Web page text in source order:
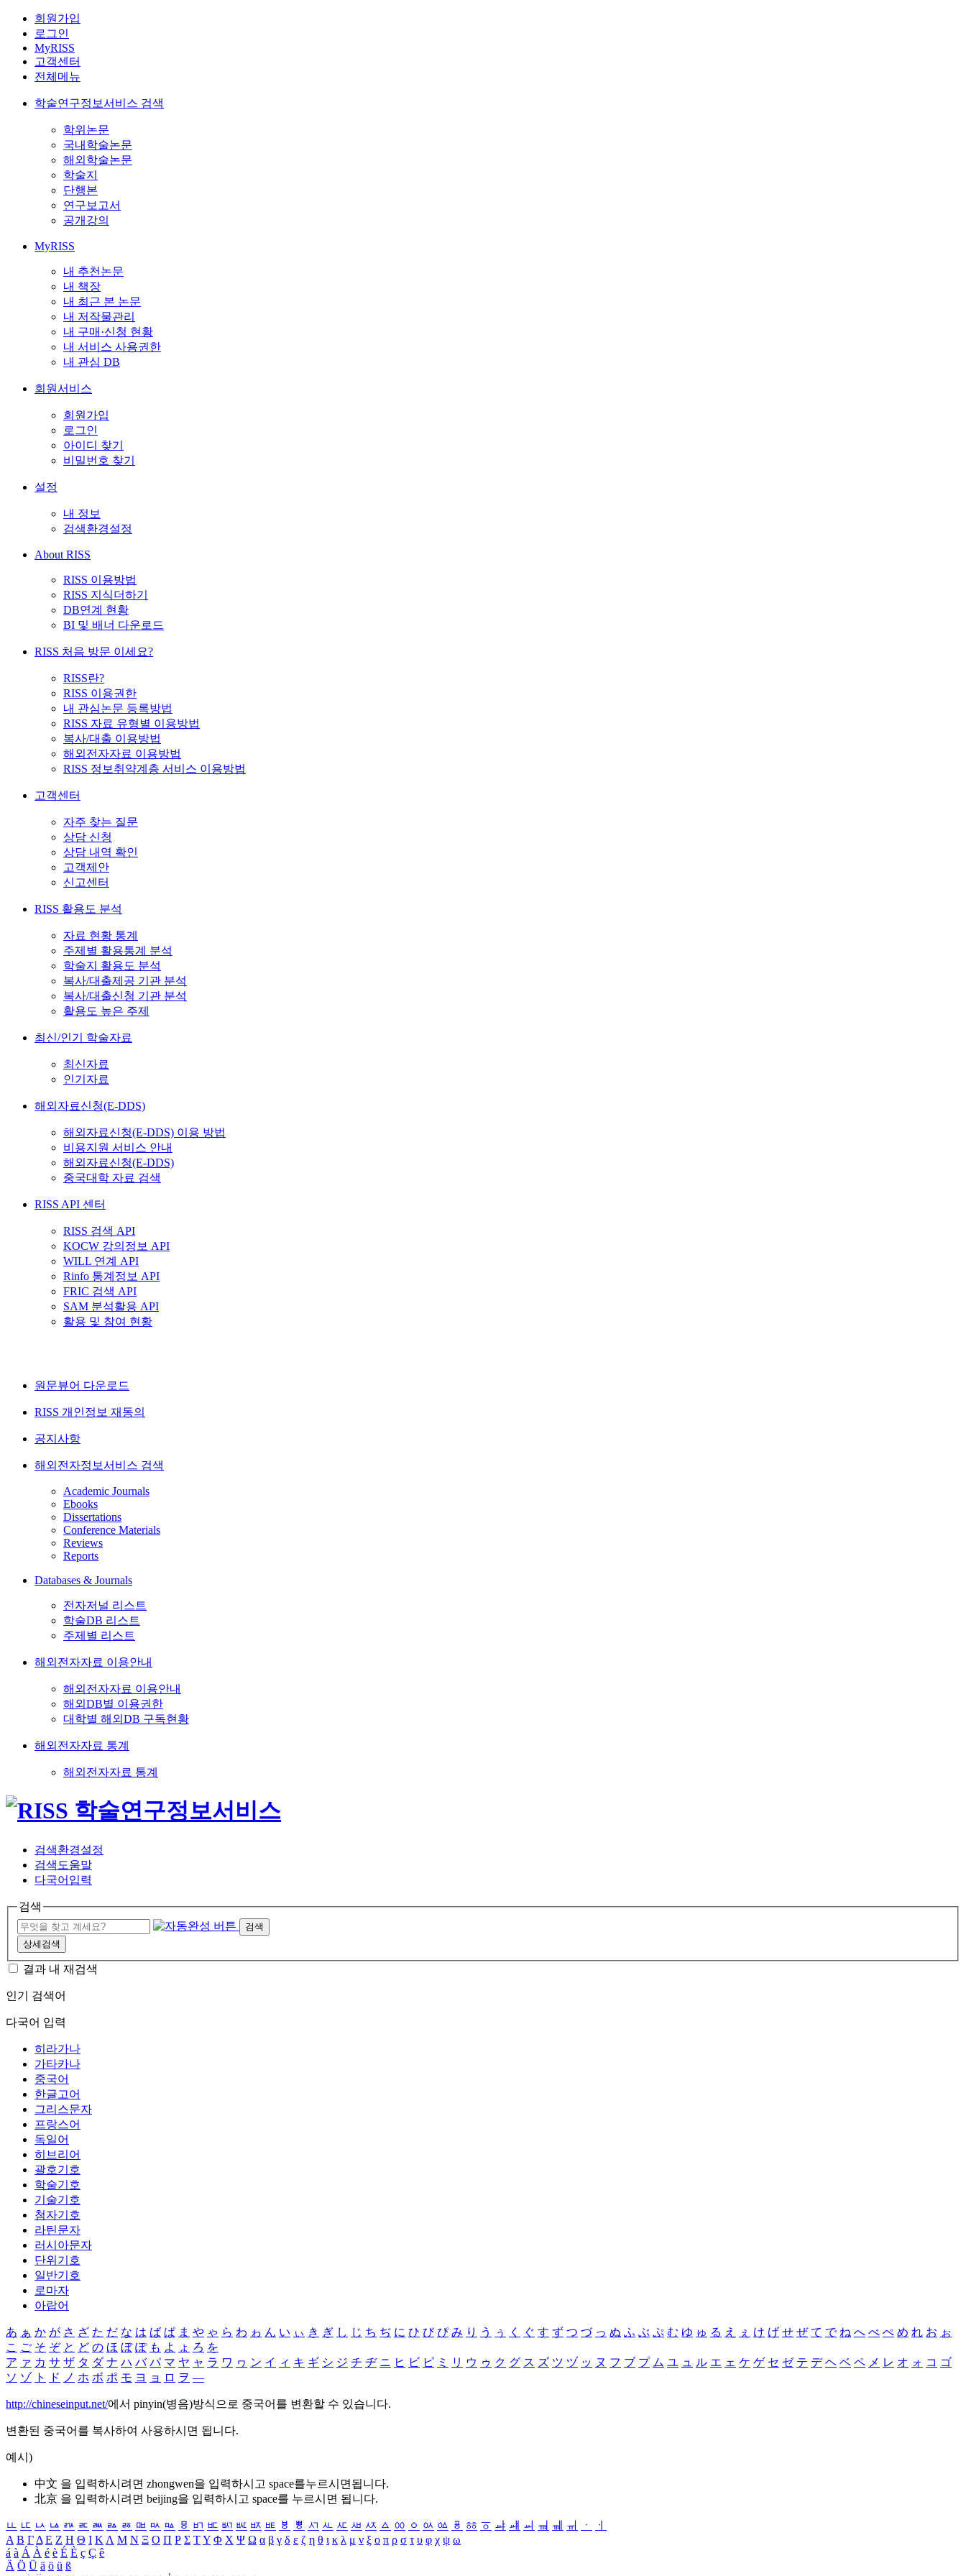
회원가입
로그인
MyRISS
고객센터
전체메뉴
학술연구정보서비스 검색
학위논문
국내학술논문
해외학술논문
학술지
단행본
연구보고서
공개강의
MyRISS
내 추천논문
내 책장
내 최근 본 논문
내 저작물관리
내 구매·신청 현황
내 서비스 사용권한
내 관심 DB
회원서비스
회원가입
로그인
아이디 찾기
비밀번호 찾기
설정
내 정보
검색환경설정
About RISS
RISS 이용방법
RISS 지식더하기
DB연계 현황
BI 및 배너 다운로드
RISS 처음 방문 이세요?
RISS란?
RISS 이용권한
내 관심논문 등록방법
RISS 자료 유형별 이용방법
복사/대출 이용방법
해외전자자료 이용방법
RISS 정보취약계층 서비스 이용방법
고객센터
자주 찾는 질문
상담 신청
상담 내역 확인
고객제안
신고센터
RISS 활용도 분석
자료 현황 통계
주제별 활용통계 분석
학술지 활용도 분석
복사/대출제공 기관 분석
복사/대출신청 기관 분석
활용도 높은 주제
최신/인기 학술자료
최신자료
인기자료
해외자료신청(E-DDS)
해외자료신청(E-DDS) 이용 방법
비용지원 서비스 안내
해외자료신청(E-DDS)
중국대학 자료 검색
RISS API 센터
RISS 검색 API
KOCW 강의정보 API
WILL 연계 API
Rinfo 통계정보 API
FRIC 검색 API
SAM 분석활용 API
활용 및 참여 현황
원문뷰어 다운로드
RISS 개인정보 재동의
공지사항
해외전자정보서비스 검색
Academic Journals
Ebooks
Dissertations
Conference Materials
Reviews
Reports
Databases & Journals
전자저널 리스트
학술DB 리스트
주제별 리스트
해외전자자료 이용안내
해외전자자료 이용안내
해외DB별 이용권한
대학별 해외DB 구독현황
해외전자자료 통계
해외전자자료 통계
검색환경설정
검색도움말
다국어입력
검색
검색
상세검색
결과 내 재검색
인기 검색어
다국어 입력
히라가나
가타카나
중국어
한글고어
그리스문자
프랑스어
독일어
히브리어
괄호기호
학술기호
기술기호
첨자기호
라틴문자
러시아문자
단위기호
일반기호
로마자
아랍어
あ ぁ か が さ ざ た だ な は ば ぱ ま や ゃ ら わ ゎ ん い ぃ き ぎ し じ ち ぢ に ひ び ぴ み り う ぅ く ぐ す ず つ づ っ ぬ ふ ぶ ぷ む ゆ ゅ る え ぇ け げ せ ぜ て で ね へ べ ぺ め れ お ぉ
こ ご そ ぞ と ど の ほ ぼ ぽ も よ ょ ろ を
ア ァ カ サ ザ タ ダ ナ ハ バ パ マ ヤ ャ ラ ワ ヮ ン イ ィ キ ギ シ ジ チ ヂ ニ ヒ ビ ピ ミ リ ウ ゥ ク グ ス ズ ツ ヅ ッ ヌ フ ブ プ ム ユ ュ ル エ ェ ケ ゲ セ ゼ テ デ ヘ ベ ペ メ レ オ ォ コ ゴ
ソ ゾ ト ド ノ ホ ボ ポ モ ヨ ョ ロ ヲ ―
http://chineseinput.net/에서 pinyin(병음)방식으로 중국어를 변환할 수 있습니다.
변환된 중국어를 복사하여 사용하시면 됩니다.
예시)
中文 을 입력하시려면 zhongwen을 입력하시고 space를누르시면됩니다.
北京 을 입력하시려면 beijing을 입력하시고 space를 누르시면 됩니다.
ㅥ ㅦ ㅧ ㅨ ㅩ ㅪ ㅫ ㅬ ㅭ ㅮ ㅯ ㅰ ㅱ ㅲ ㅳ ㅴ ㅵ ㅶ ㅷ ㅸ ㅹ ㅺ ㅻ ㅼ ㅽ ㅾ ㅿ ㆀ ㆁ ㆂ ㆃ ㆄ ㆅ ㆆ ㆇ ㆈ ㆉ ㆊ ㆋ ㆌ ㆍ
ㆎ
Α Β ΓΔ Ε Ζ Η Θ Ι ΚΛ Μ Ν Ξ Ο Π Ρ Σ ΤΥ Φ Χ Ψ Ω α β γ δ ε ζ η θ ι κ λ μ ν ξ ο π ρ σ τ υ φ χ ψ ω
á à Á À é è É È ç Ç ê
Ä Ö Ü ä ö ü ß